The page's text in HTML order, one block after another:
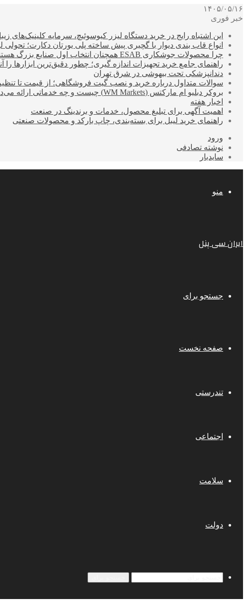
۱۴۰۵/۰۵/۱۶
خبر فوری
این اشتباه رایج در خرید دستگاه لیزر کیوسوئیچ، سرمایه کلینیک‌های
انواع قاب بندی دیوار با گچبری پیش ساخته پلی یورتان دکارت؛
چرا محصولات جوشکاری ESAB همچنان انتخاب اول صنایع بزرگ هستند؟
راهنمای جامع خرید تجهیزات اندازه گیری؛ چطور دقیق‌ترین ابزارها را
دندانپزشکی تحت بیهوشی در شرق تهران
سوالات متداول درباره خرید و نصب گیت فروشگاهی؛ از قیمت تا
بروکر دبلیو ام مارکتس (WM Markets) چیست و چه خدماتی ارائه می‌دهد؟
اخبار هفته
اهمیت آگهی برای تبلیغ محصول، خدمات و برندینگ در صنعت
راهنمای خرید لیبل برای بسته‌بندی، چاپ بارکد و محصولات صنعتی
ورود
نوشته تصادفی
سایدبار
منو
ایران سی پنل
جستجو برای
صفحه نخست
تندرستی
اجتماعی
سلامت
دولت